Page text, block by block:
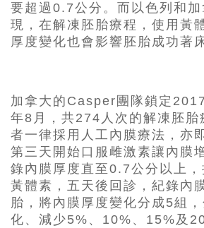
要超過0.7公分。而以色列和
現，在解凍胚胎療程，使用黃
厚度變化也會影響胚胎成功著
加拿大的Casper團隊鎖定
年8月，共274人次的解凍胚胎
者一律採用人工內膜療法，亦
第三天開始口服雌激素讓內膜
錄內膜厚度直至0.7公分以上，
黃體素，五天後回診，紀錄內
胎，將內膜厚度變化分成5組
化、減少5%、10%、15%及